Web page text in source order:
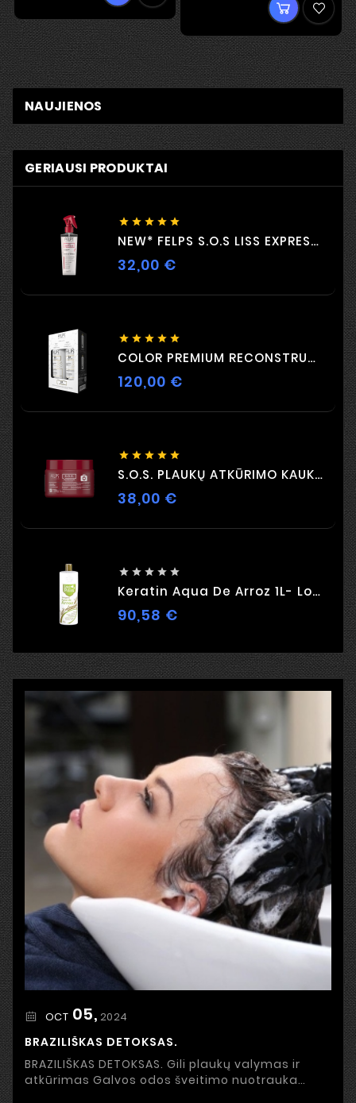
NAUJIENOS
GERIAUSI PRODUKTAI
    
NEW* FELPS S.O.S LISS EXPRESS 230ML
32,00 €Kaina
    
COLOR PREMIUM RECONSTRUCTION DUO 2 X 500 Ml
120,00 €Kaina
    
S.O.S. PLAUKŲ ATKŪRIMO KAUKĖ 300G
38,00 €Kaina
    
Keratin Aqua De Arroz 1L- Love Potion
90,58 €Kaina
OCT 05, 2024
BRAZILIŠKAS DETOKSAS.
BRAZILIŠKAS DETOKSAS. Gili plaukų valymas ir
atkūrimas Galvos odos šveitimo nuotrauka